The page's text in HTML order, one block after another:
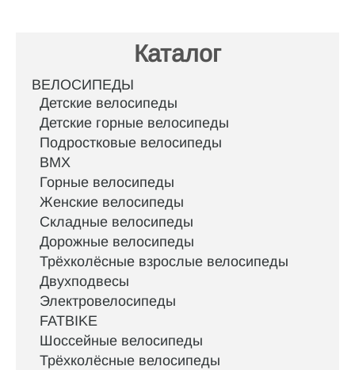
Каталог
ВЕЛОСИПЕДЫ
Детские велосипеды
Детские горные велосипеды
Подростковые велосипеды
BMX
Горные велосипеды
Женские велосипеды
Складные велосипеды
Дорожные велосипеды
Трёхколёсные взрослые велосипеды
Двухподвесы
Электровелосипеды
FATBIKE
Шоссейные велосипеды
Трёхколёсные велосипеды